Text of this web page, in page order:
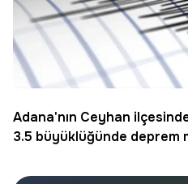
Adana'nın Ceyhan
3.5 büyüklüğünde deprem